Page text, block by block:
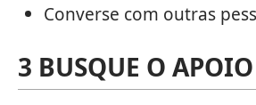
Converse com outras
3 BUSQUE O